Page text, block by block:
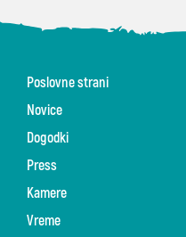
Poslovne strani
Novice
Dogodki
Press
Kamere
Vreme